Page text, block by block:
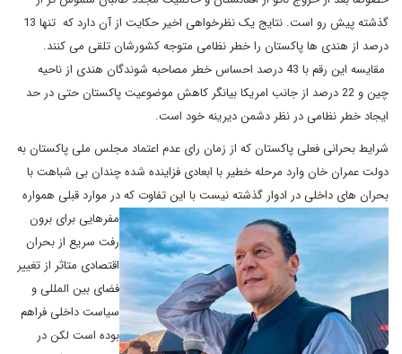
گذشته پیش رو است. نتایج یک نظرخواهی اخیر حکایت از آن دارد که تنها 13
درصد از هندی ها پاکستان را خطر نظامی متوجه کشورشان تلقی می کنند.
مقایسه این رقم با 43 درصد احساس خطر مصاحبه شوندگان هندی از ناحیه
چین و 22 درصد از جانب امریکا بیانگر کاهش موضوعیت پاکستان حتی در حد
ایجاد خطر نظامی در نظر دشمن دیرینه خود است.
شرایط بحرانی فعلی پاکستان که از زمان رای عدم اعتماد مجلس ملی پاکستان به
دولت عمران خان وارد مرحله خطیر با ابعادی فزاینده شده چندان بی شباهت با
بحران های داخلی در ادوار گذشتهنیست با این تفاوت که در موارد قبلی همواره
مفرهایی برای برون
رفت سریع از بحران
اقتصادی متاثر از تغییر
فضای بین المللی و
سیاست داخلی فراهم
بوده است لکن در